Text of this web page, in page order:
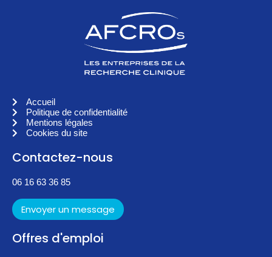
Accueil
Politique de confidentialité
Mentions légales
Cookies du site
Contactez-nous
06 16 63 36 85
Envoyer un message
Offres d'emploi